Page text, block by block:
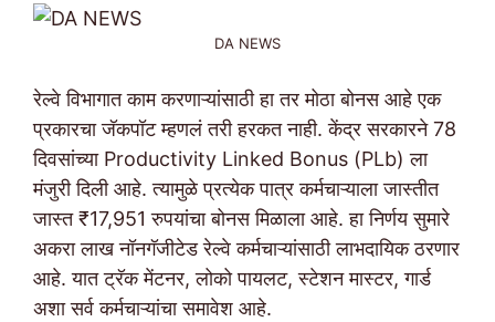
DA NEWS
रेल्वे विभागात काम करणाऱ्यांसाठी हा तर मोठा बोनस आहे एक
प्रकारचा जॅकपॉट म्हणलं तरी हरकत नाही. केंद्र सरकारने 78
दिवसांच्या Productivity Linked Bonus (PLb) ला
मंजुरी दिली आहे. त्यामुळे प्रत्येक पात्र कर्मचाऱ्याला जास्तीत
जास्त ₹17,951 रुपयांचा बोनस मिळाला आहे. हा निर्णय सुमारे
अकरा लाख नॉनगॅजीटेड रेल्वे कर्मचाऱ्यांसाठी लाभदायिक ठरणार
आहे. यात ट्रॅक मेंटनर, लोको पायलट, स्टेशन मास्टर, गार्ड
अशा सर्व कर्मचाऱ्यांचा समावेश आहे.